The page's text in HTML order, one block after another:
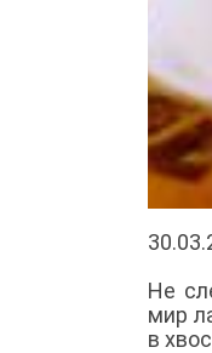
Не
мир
в